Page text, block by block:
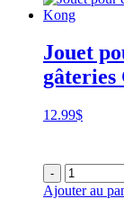
Jouet
gâteries
12.99$
-
Ajouter au